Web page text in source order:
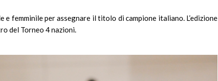
e femminile per assegnare il titolo di campione italiano. L’edizione
del Torneo 4 nazioni.